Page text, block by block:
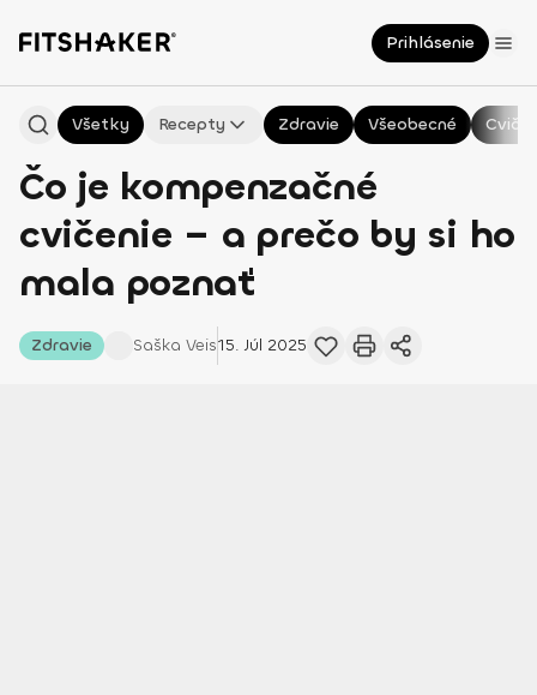
Prihlásenie
Všetky Recepty Zdravie Všeobecné
Čo je kompenzačné
cvičenie – a prečo by si ho
mala poznať
Zdravie Saška Veis15. Júl 2025